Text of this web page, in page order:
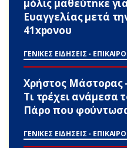
μόλις μαθεύτnκε
Ευαγγελίας μετά
41xpονου
ΓΕΝΙΚΕΣ ΕΙΔΗΣΕΙΣ -
Χρήστος Μάστορας
Τι τρέχει ανάμεσα
Πάρο που
ΓΕΝΙΚΕΣ ΕΙΔΗΣΕΙΣ -